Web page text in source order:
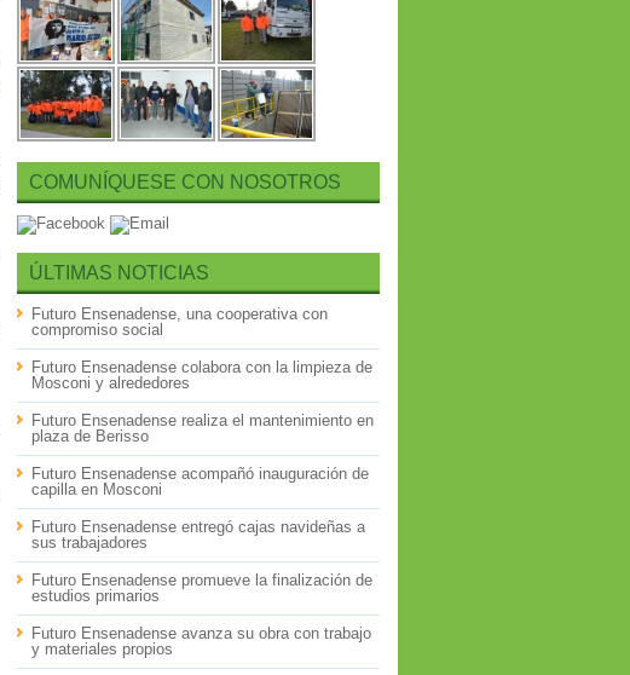
COMUNÍQUESE CON NOSOTROS
ÚLTIMAS NOTICIAS
Futuro Ensenadense, una cooperativa con
compromiso social
Futuro Ensenadense colabora con la limpieza de
Mosconi y alrededores
Futuro Ensenadense realiza el mantenimiento en
plaza de Berisso
Futuro Ensenadense acompañó inauguración de
capilla en Mosconi
Futuro Ensenadense entregó cajas navideñas a
sus trabajadores
Futuro Ensenadense promueve la finalización de
estudios primarios
Futuro Ensenadense avanza su obra con trabajo
y materiales propios